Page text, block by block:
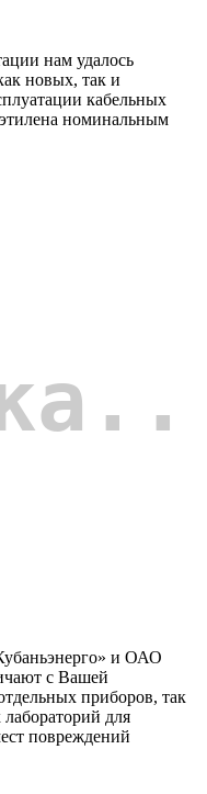
нам удалось
новых, так и
кабельных
номинальным
и ОАО
с Вашей
приборов, так
для
повреждений